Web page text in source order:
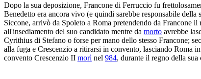
Dopo la sua deposizione, Francone di Ferruccio fu
Benedetto era ancora vivo (e quindi sarebbe responsabile
Siccone, arrivò da Spoleto a Roma pretendendo da Francone il
all'insediamento del suo candidato mentre da morto avrebbe
Cyrithius di Stefano o forse per mano dello stesso Francone;
alla fuga e Crescenzio a ritirarsi in convento, lasciando
convento Crescenzio II morì nel 984, durante il regno della